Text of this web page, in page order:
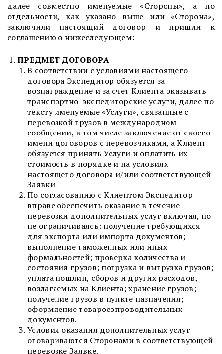
далее совместно именуемые «Стороны», а по
отдельности, как указано выше или «Сторона»,
заключили настоящий договор и пришли к
соглашению о нижеследующем:
ПРЕДМЕТ ДОГОВОРА
В соответствии с условиями настоящего
договора Экспедитор обязуется за
вознаграждение и за счет Клиента оказывать
транспортно-экспедиторские услуги, далее по
тексту именуемые «Услуги», связанные с
перевозкой грузов в международном
сообщении, в том числе заключение от своего
имени договоров с перевозчиками, а Клиент
обязуется принять Услуги и оплатить их
стоимость в порядке и на условиях
настоящего договора и/или соответствующей
Заявки.
По согласованию с Клиентом Экспедитор
вправе обеспечить оказание в течение
перевозки дополнительных услуг включая, но
не ограничиваясь: получение требующихся
для экспорта или импорта документов;
выполнение таможенных или иных
формальностей; проверка количества и
состояния грузов; погрузка и выгрузка грузов;
уплата пошлин, сборов и других расходов,
возлагаемых на Клиента; хранение грузов;
получение грузов в пункте назначения;
оформление товаросопроводительных
документов.
Условия оказания дополнительных услуг
оговариваются Сторонами в соответствующей
перевозке Заявке.